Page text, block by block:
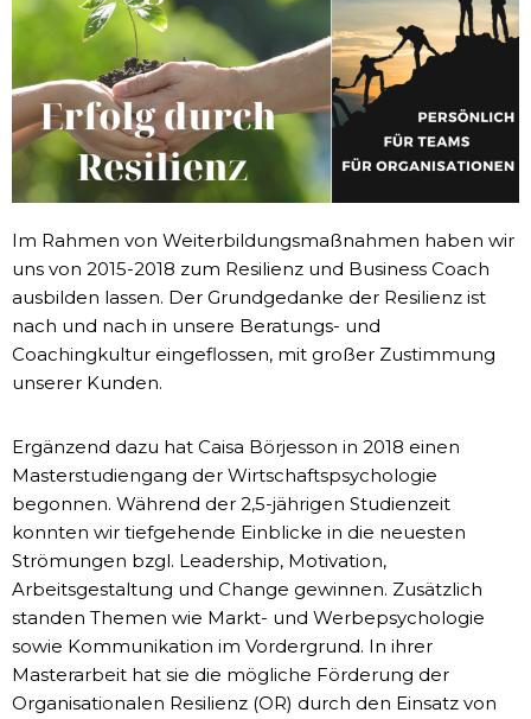
Im Rahmen von Weiterbildungsmaßnahmen haben wir
uns von 2015-2018 zum Resilienz und Business Coach
ausbilden lassen. Der Grundgedanke der Resilienz ist
nach und nach in unsere Beratungs- und
Coachingkultur eingeflossen, mit großer Zustimmung
unserer Kunden.
Ergänzend dazu hat Caisa Börjesson in 2018 einen
Masterstudiengang der Wirtschaftspsychologie
begonnen. Während der 2,5-jährigen Studienzeit
konnten wir tiefgehende Einblicke in die neuesten
Strömungen bzgl. Leadership, Motivation,
Arbeitsgestaltung und Change gewinnen. Zusätzlich
standen Themen wie Markt- und Werbepsychologie
sowie Kommunikation im Vordergrund. In ihrer
Masterarbeit hat sie die mögliche Förderung der
Organisationalen Resilienz (OR) durch den Einsatz von